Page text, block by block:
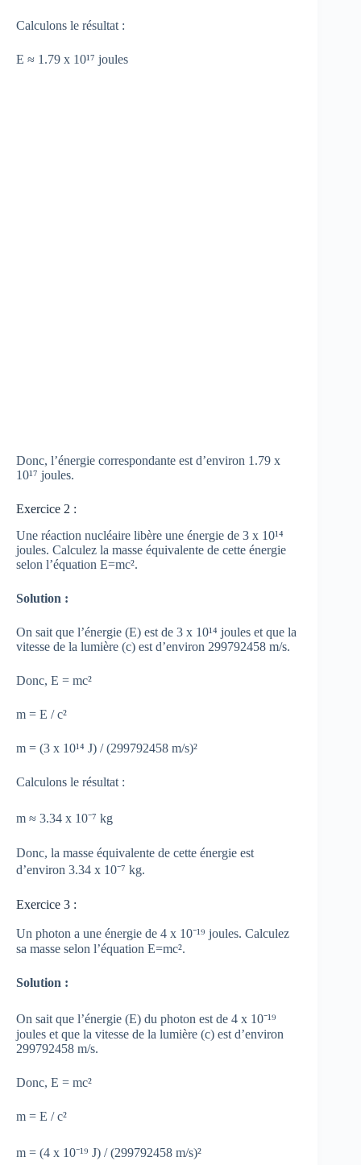
Calculons le résultat :
E ≈ 1.79 x 10¹⁷ joules
Donc, l’énergie correspondante est d’environ 1.79 x
10¹⁷ joules.
Exercice 2 :
Une réaction nucléaire libère une énergie de 3 x 10¹⁴
joules. Calculez la masse équivalente de cette énergie
selon l’équation E=mc².
Solution :
On sait que l’énergie (E) est de 3 x 10¹⁴ joules et que la
vitesse de la lumière (c) est d’environ 299792458 m/s.
Donc, E = mc²
m = E / c²
m = (3 x 10¹⁴ J) / (299792458 m/s)²
Calculons le résultat :
m ≈ 3.34 x 10⁻⁷ kg
Donc, la masse équivalente de cette énergie est
d’environ 3.34 x 10⁻⁷ kg.
Exercice 3 :
Un photon a une énergie de 4 x 10⁻¹⁹ joules. Calculez
sa masse selon l’équation E=mc².
Solution :
On sait que l’énergie (E) du photon est de 4 x 10⁻¹⁹
joules et que la vitesse de la lumière (c) est d’environ
299792458 m/s.
Donc, E = mc²
m = E / c²
m = (4 x 10⁻¹⁹ J) / (299792458 m/s)²